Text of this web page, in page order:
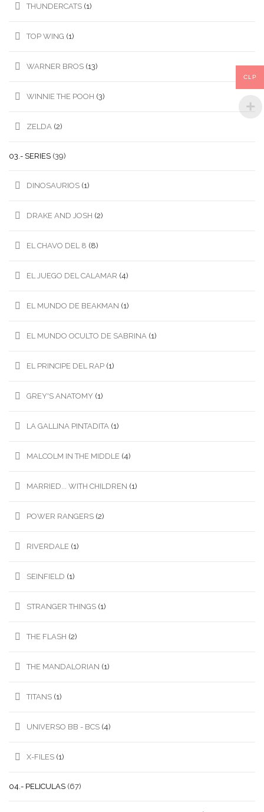
THUNDERCATS (1)
TOP WING (1)
WARNER BROS (13)
WINNIE THE POOH (3)
ZELDA (2)
03.- SERIES (39)
DINOSAURIOS (1)
DRAKE AND JOSH (2)
EL CHAVO DEL 8 (8)
EL JUEGO DEL CALAMAR (4)
EL MUNDO DE BEAKMAN (1)
EL MUNDO OCULTO DE SABRINA (1)
EL PRINCIPE DEL RAP (1)
GREY'S ANATOMY (1)
LA GALLINA PINTADITA (1)
MALCOLM IN THE MIDDLE (4)
MARRIED... WITH CHILDREN (1)
POWER RANGERS (2)
RIVERDALE (1)
SEINFIELD (1)
STRANGER THINGS (1)
THE FLASH (2)
THE MANDALORIAN (1)
TITANS (1)
UNIVERSO BB - BCS (4)
X-FILES (1)
04.- PELICULAS (67)
CLP